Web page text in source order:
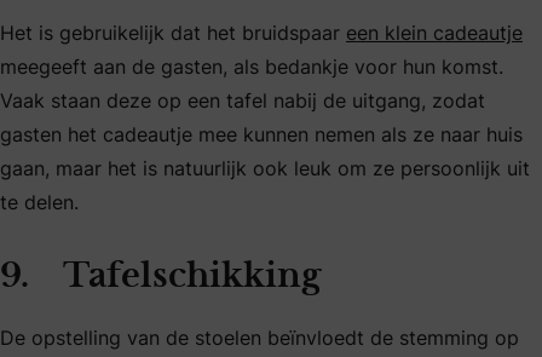
Het is gebruikelijk dat het bruidspaar een klein cadeautje
meegeeft aan de gasten, als bedankje voor hun komst.
Vaak staan deze op een tafel nabij de uitgang, zodat
gasten het cadeautje mee kunnen nemen als ze naar huis
gaan, maar het is natuurlijk ook leuk om ze persoonlijk uit
te delen.
9. Tafelschikking
De opstelling van de stoelen beïnvloedt de stemming op